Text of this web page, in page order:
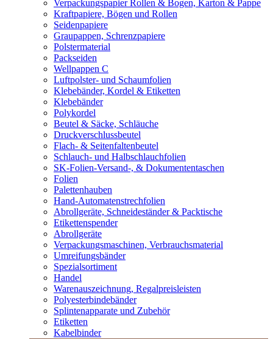
Verpackungspapier Rollen & Bogen, Karton & Pappe
Kraftpapiere, Bögen und Rollen
Seidenpapiere
Graupappen, Schrenzpapiere
Polstermaterial
Packseiden
Wellpappen C
Luftpolster- und Schaumfolien
Klebebänder, Kordel & Etiketten
Klebebänder
Polykordel
Beutel & Säcke, Schläuche
Druckverschlussbeutel
Flach- & Seitenfaltenbeutel
Schlauch- und Halbschlauchfolien
SK-Folien-Versand-, & Dokumententaschen
Folien
Palettenhauben
Hand-Automatenstrechfolien
Abrollgeräte, Schneideständer & Packtische
Etikettenspender
Abrollgeräte
Verpackungsmaschinen, Verbrauchsmaterial
Umreifungsbänder
Spezialsortiment
Handel
Warenauszeichnung, Regalpreisleisten
Polyesterbindebänder
Splintenapparate und Zubehör
Etiketten
Kabelbinder